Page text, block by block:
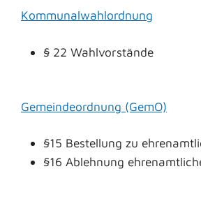
Kommunalwahlordnung
§ 22 Wahlvorstände
Gemeindeordnung (GemO)
§15 Bestellung zu
§16 Ablehnung